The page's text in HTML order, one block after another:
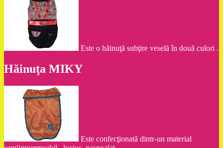
Este o hăinuţă subţire veselă în două culori .
Hăinuţa MIKY
Este confecţionată dintr-un material